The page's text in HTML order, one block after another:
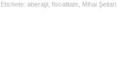
Etichete: aberaţii fiscalitate Mihai Şeitan